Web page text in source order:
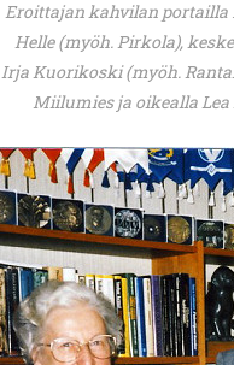
Eroittajan kahvilan portailla
Helle (myöh. Pirkola),
Irja Kuorikoski (myöh.
Miilumies ja oikealla